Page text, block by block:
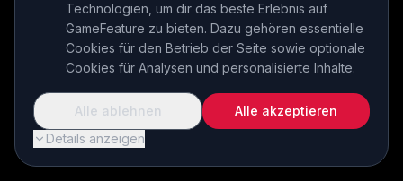
INSERT COIN TO CONTINUE...
Technologien, um dir das beste Erlebnis auf
GameFeature zu bieten. Dazu gehören essentielle
Cookies für den Betrieb der Seite sowie optionale
Cookies für Analysen und personalisierte Inhalte.
Details anzeigen
Alle ablehnen Alle akzeptieren